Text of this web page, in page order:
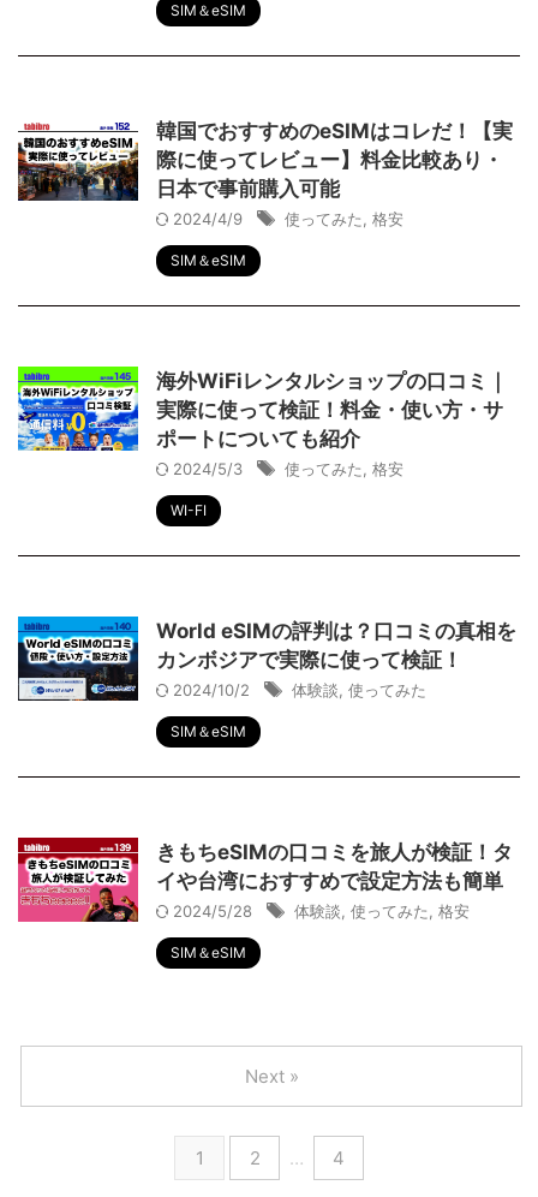
SIM＆eSIM
韓国でおすすめのeSIMはコレだ！【実
際に使ってレビュー】料金比較あり・
日本で事前購入可能
2024/4/9 使ってみた 格安
SIM＆eSIM
海外WiFiレンタルショップの口コミ｜
実際に使って検証！料金・使い方・サ
ポートについても紹介
2024/5/3 使ってみた 格安
WI-FI
World eSIMの評判は？口コミの真相を
カンボジアで実際に使って検証！
2024/10/2 体験談 使ってみた
SIM＆eSIM
きもちeSIMの口コミを旅人が検証！タ
イや台湾におすすめで設定方法も簡単
2024/5/28 体験談 使ってみた 格安
SIM＆eSIM
1 2 … 4
Next »